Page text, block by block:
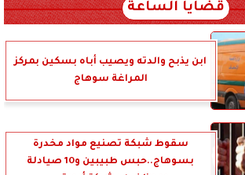
قضايا الساعة
ابن يذبح والدته ويصيب أباه بسكين بمركز
المراغة سوهاج
سقوط شبكة تصنيع مواد مخدرة
بسوهاج..حبس طبيبين و10 صيادلة